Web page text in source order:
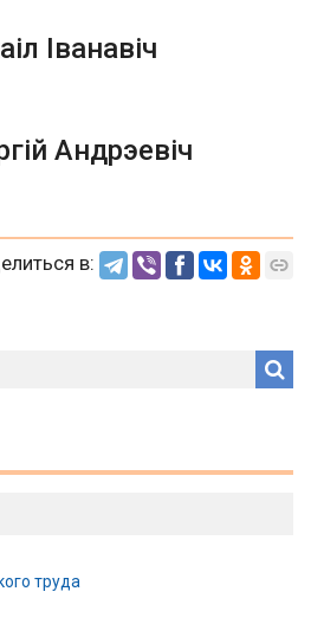
Іванавіч
Андрэевіч
в:
труда